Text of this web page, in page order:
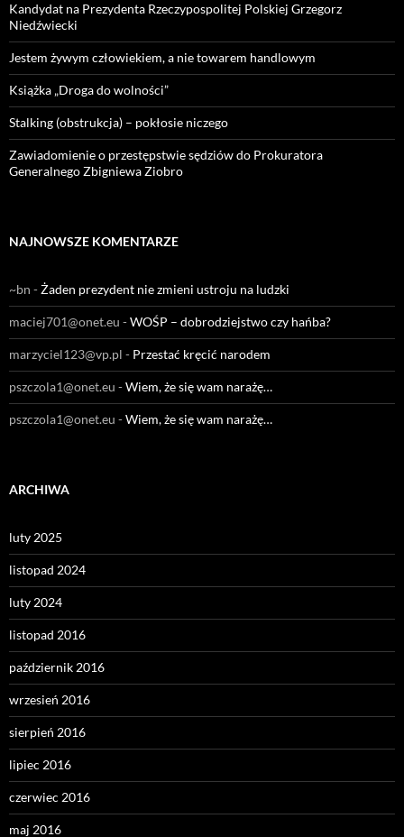
Kandydat na Prezydenta Rzeczypospolitej Polskiej Grzegorz
Niedźwiecki
Jestem żywym człowiekiem, a nie towarem handlowym
Książka „Droga do wolności”
Stalking (obstrukcja) – pokłosie niczego
Zawiadomienie o przestępstwie sędziów do Prokuratora
Generalnego Zbigniewa Ziobro
NAJNOWSZE KOMENTARZE
~bn -Żaden prezydent nie zmieni ustroju na ludzki
maciej701@onet.eu -WOŚP – dobrodziejstwo czy hańba?
marzyciel123@vp.pl - Przestać kręcić narodem
pszczola1@onet.eu -Wiem, że się wam narażę…
pszczola1@onet.eu -Wiem, że się wam narażę…
ARCHIWA
luty 2025
listopad 2024
luty 2024
listopad 2016
październik 2016
wrzesień 2016
sierpień 2016
lipiec 2016
czerwiec 2016
maj 2016